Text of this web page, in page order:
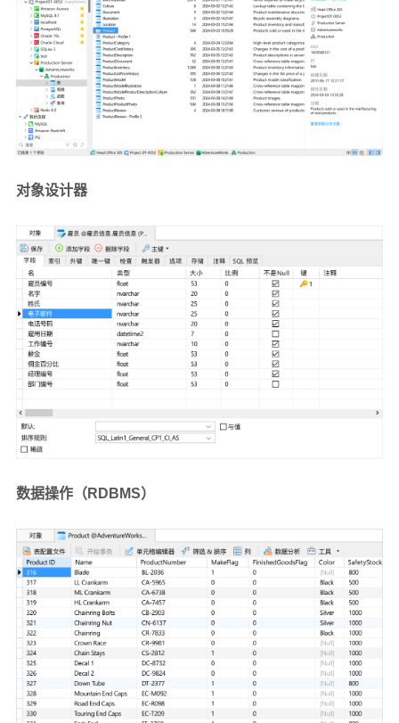
对象设计器
数据操作（RDBMS）